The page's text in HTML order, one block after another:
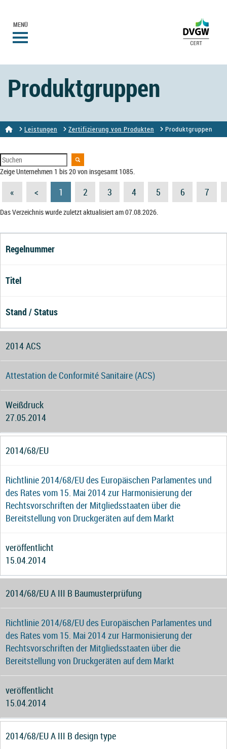
MENÜ
Produktgruppen
Leistungen Zertifizierung von Produkten Produktgruppen
Zeige Unternehmen 1 bis 20 von insgesamt 1085.
« < 1 2 3 4 5 6 7
Das Verzeichnis wurde zuletzt aktualisiert am 07.08.2026.
Regelnummer
Titel
Stand / Status
2014 ACS
Attestation de Conformité Sanitaire (ACS)
Weißdruck
27.05.2014
2014/68/EU
Richtlinie 2014/68/EU des Europäischen Parlamentes und
des Rates vom 15. Mai 2014 zur Harmonisierung der
Rechtsvorschriften der Mitgliedsstaaten über die
Bereitstellung von Druckgeräten auf dem Markt
veröffentlicht
15.04.2014
2014/68/EU A III B Baumusterprüfung
Richtlinie 2014/68/EU des Europäischen Parlamentes und
des Rates vom 15. Mai 2014 zur Harmonisierung der
Rechtsvorschriften der Mitgliedsstaaten über die
Bereitstellung von Druckgeräten auf dem Markt
veröffentlicht
15.04.2014
2014/68/EU A III B design type